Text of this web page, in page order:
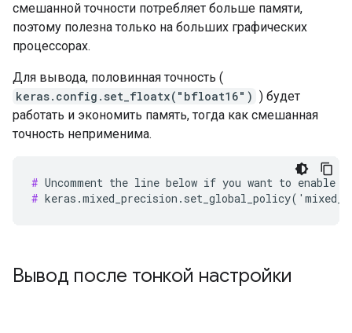
смешанной точности потребляет больше памяти,
поэтому полезна только на больших графических
процессорах.
Для вывода, половинная точность (
keras.config.set_floatx("bfloat16") ) будет
работать и экономить память, тогда как смешанная
точность неприменима.
#
#
Вывод после тонкой настройки